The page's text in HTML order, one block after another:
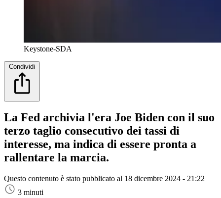
Keystone-SDA
Condividi
La Fed archivia l'era Joe Biden con il suo
terzo taglio consecutivo dei tassi di
interesse, ma indica di essere pronta a
rallentare la marcia.
Questo contenuto è stato pubblicato al 18 dicembre 2024 - 21:22
3 minuti